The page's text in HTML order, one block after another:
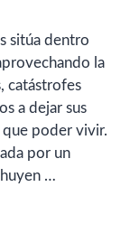
sitúa dentro
la
catástrofes
a dejar sus
que poder vivir.
por un
…